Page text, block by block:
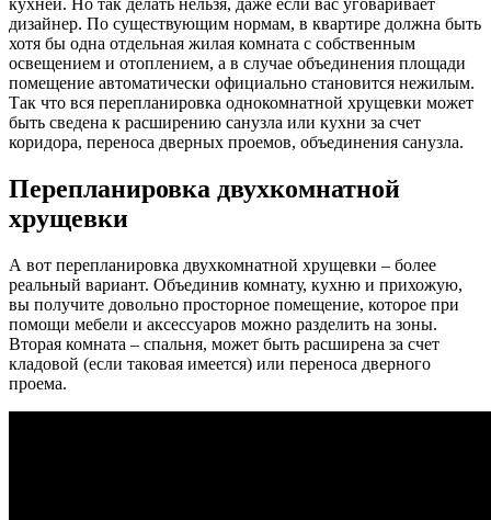
кухней. Но так делать нельзя, даже если вас уговаривает
дизайнер. По существующим нормам, в квартире должна быть
хотя бы одна отдельная жилая комната с собственным
освещением и отоплением, а в случае объединения площади
помещение автоматически официально становится нежилым.
Так что вся перепланировка однокомнатной хрущевки может
быть сведена к расширению санузла или кухни за счет
коридора, переноса дверных проемов, объединения санузла.
Перепланировка двухкомнатной
хрущевки
А вот перепланировка двухкомнатной хрущевки – более
реальный вариант. Объединив комнату, кухню и прихожую,
вы получите довольно просторное помещение, которое при
помощи мебели и аксессуаров можно разделить на зоны.
Вторая комната – спальня, может быть расширена за счет
кладовой (если таковая имеется) или переноса дверного
проема.